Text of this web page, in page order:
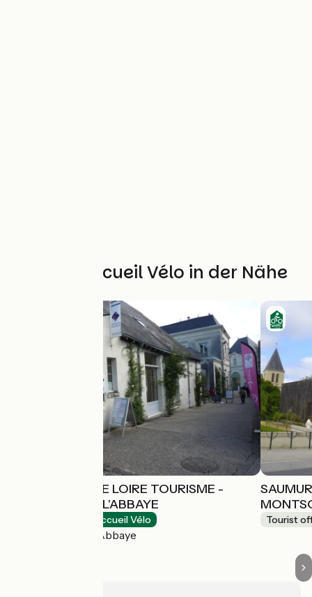
Weitere Accueil Vélo in der Nähe
SAUMUR VAL DE LOIRE TOURISME -
FONTEVRAUD-L'ABBAYE
Accueil Vélo
Fontevraud-l'Abbaye
Tourist